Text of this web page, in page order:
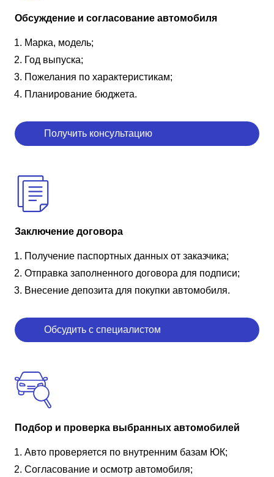
Обсуждение и согласование автомобиля
Марка, модель;
Год выпуска;
Пожелания по характеристикам;
Планирование бюджета.
Получить консультацию
Заключение договора
Получение паспортных данных от заказчика;
Отправка заполненного договора для подписи;
Внесение депозита для покупки автомобиля.
Обсудить с специалистом
Подбор и проверка выбранных автомобилей
Авто проверяется по внутренним базам ЮК;
Согласование и осмотр автомобиля;